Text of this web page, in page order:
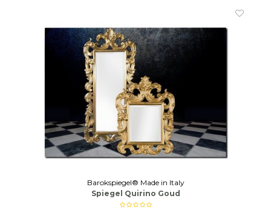
Barokspiegel® Made in Italy
Spiegel Quirino Goud